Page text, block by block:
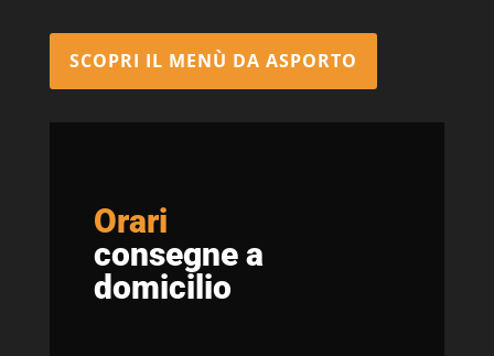
SCOPRI IL MENÙ DA ASPORTO
Orari
consegne a
domicilio